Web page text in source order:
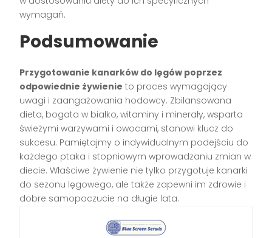
wymagań.
Podsumowanie
Przygotowanie kanarków do lęgów poprzez
odpowiednie żywienie to proces wymagający
uwagi i zaangażowania hodowcy. Zbilansowana
dieta, bogata w białko, witaminy i minerały, wsparta
świeżymi warzywami i owocami, stanowi klucz do
sukcesu. Pamiętajmy o indywidualnym podejściu do
każdego ptaka i stopniowym wprowadzaniu zmian w
diecie. Właściwe żywienie nie tylko przygotuje kanarki
do sezonu lęgowego, ale także zapewni im zdrowie i
dobre samopoczucie na długie lata.